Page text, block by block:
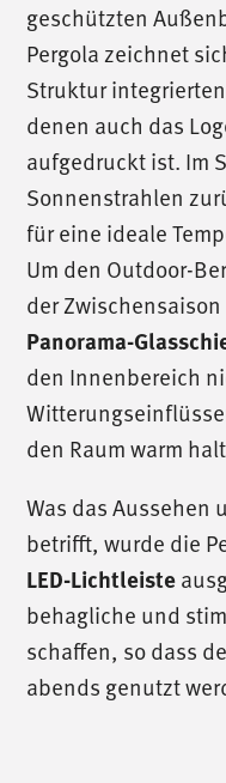
geschützten
Pergola zeichnet
Struktur
denen auch das
aufgedruckt ist. Im
Sonnenstrahlen
für eine ideale
Um den Outdoor-
der
Panorama-
den Innenbereich
den Raum warm
Was das Aussehen
betrifft, wurde die
LED-Lichtleiste
behagliche und
schaffen, so dass
abends genutzt